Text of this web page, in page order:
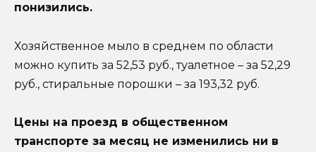
понизились.
Хозяйственное мыло в среднем по области
можно купить за 52,53 руб., туалетное – за 52,29
руб., стиральные порошки – за 193,32 руб.
Цены на проезд в общественном
транспорте за месяц не изменились ни в